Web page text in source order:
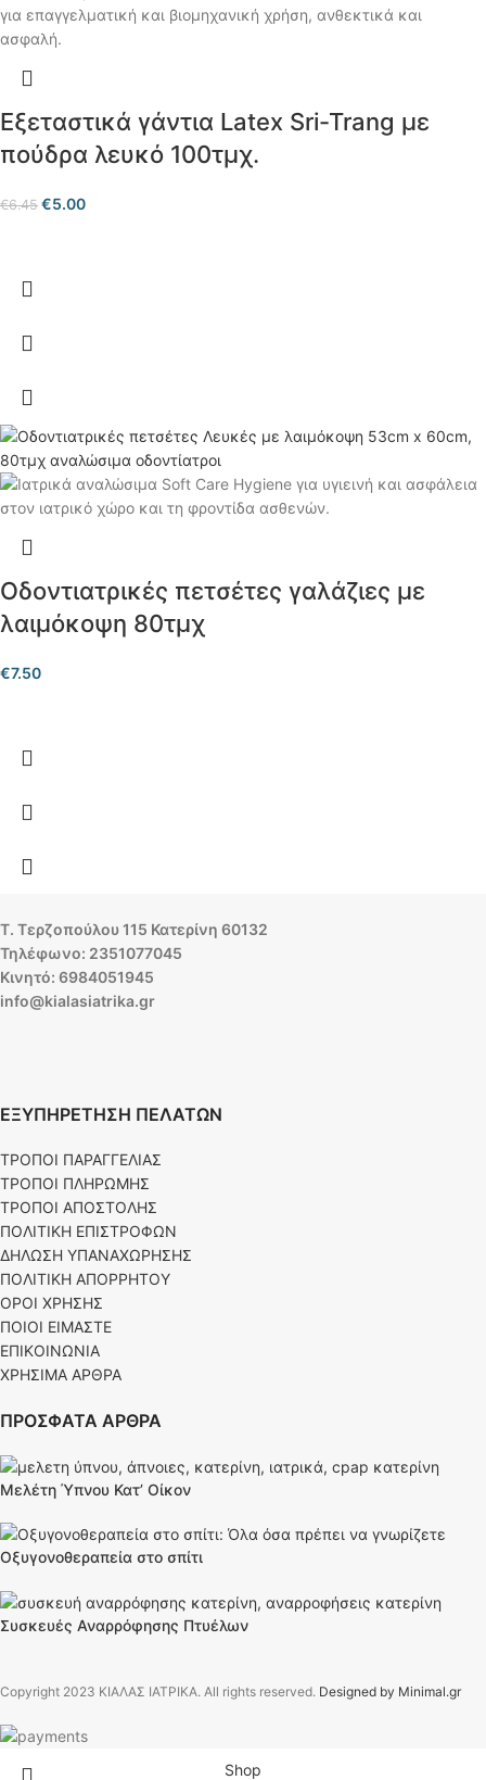
Εξεταστικά γάντια Latex Sri-Trang με
πούδρα λευκό 100τμχ.
€6.45 €5.00
Οδοντιατρικές πετσέτες γαλάζιες με
λαιμόκοψη 80τμχ
€7.50
Τ. Τερζοπούλου 115 Κατερίνη 60132
Τηλέφωνο: 2351077045
Κινητό: 6984051945
info@kialasiatrika.gr
ΕΞΥΠΗΡΕΤΗΣΗ ΠΕΛΑΤΩΝ
ΤΡΟΠΟΙ ΠΑΡΑΓΓΕΛΙΑΣ
ΤΡΟΠΟΙ ΠΛΗΡΩΜΗΣ
ΤΡΟΠΟΙ ΑΠΟΣΤΟΛΗΣ
ΠΟΛΙΤΙΚΗ ΕΠΙΣΤΡΟΦΩΝ
ΔΗΛΩΣΗ ΥΠΑΝΑΧΩΡΗΣΗΣ
ΠΟΛΙΤΙΚΗ ΑΠΟΡΡΗΤΟΥ
ΟΡΟΙ ΧΡΗΣΗΣ
ΠΟΙΟΙ ΕΙΜΑΣΤΕ
ΕΠΙΚΟΙΝΩΝΙΑ
ΧΡΗΣΙΜΑ ΑΡΘΡΑ
ΠΡΟΣΦΑΤΑ ΑΡΘΡΑ
Μελέτη Ύπνου Κατ’ Οίκον
Οξυγονοθεραπεία στο σπίτι
Συσκευές Αναρρόφησης Πτυέλων
Copyright 2023 ΚΙΑΛΑΣ ΙΑΤΡΙΚΑ. All rights reserved. Designed by Minimal.gr
Shop